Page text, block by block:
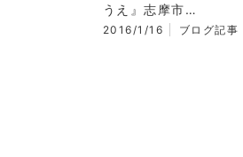
うえ』志摩市…
2016/1/16 ブログ記事